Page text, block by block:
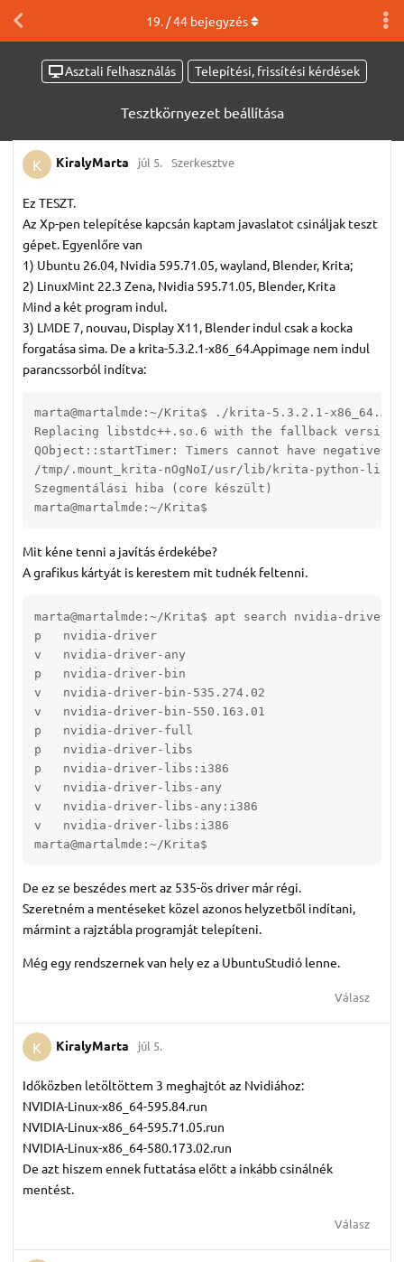
Asztali felhasználás Telepítési, frissítési kérdések
Tesztkörnyezet beállítása
19. /44bejegyzés
K KiralyMarta júl 5. Szerkesztve
Ez TESZT.
Az Xp-pen telepítése kapcsán kaptam javaslatot csináljak teszt
gépet. Egyenlőre van
1) Ubuntu 26.04, Nvidia 595.71.05, wayland, Blender, Krita;
2) LinuxMint 22.3 Zena, Nvidia 595.71.05, Blender, Krita
Mind a két program indul.
3) LMDE 7, nouvau, Display X11, Blender indul csak a kocka
forgatása sima. De a krita-5.3.2.1-x86_64.Appimage nem indul
parancssorból indítva:
marta@martalmde:~/Krita$ ./krita-5.3.2.1-
Replacing libstdc++.so.6 with the fallback
QObject::startTimer: Timers cannot have negative
/tmp/.mount_krita-nOgNoI/usr/lib/krita-python-libs/
Szegmentálási hiba (core készült)
marta@martalmde:~/Krita$
Mit kéne tenni a javítás érdekébe?
A grafikus kártyát is kerestem mit tudnék feltenni.
marta@martalmde:~/Krita$ apt search nvidia-driver
p   nvidia-driver
v   nvidia-driver-
p   nvidia-driver-bin
v   nvidia-driver-
v   nvidia-driver-
p   nvidia-driver-full
p   nvidia-driver-libs
p   nvidia-driver-libs:i386
v   nvidia-driver-
v   nvidia-driver-
v   nvidia-driver-
marta@martalmde:~/Krita$
De ez se beszédes mert az 535-ös driver már régi.
Szeretném a mentéseket közel azonos helyzetből indítani,
mármint a rajztábla programját telepíteni.
Még egy rendszernek van hely ez a UbuntuStudió lenne.
Válasz
K KiralyMarta júl 5.
Időközben letöltöttem 3 meghajtót az Nvidiához:
NVIDIA-Linux-x86_64-595.84.run
NVIDIA-Linux-x86_64-595.71.05.run
NVIDIA-Linux-x86_64-580.173.02.run
De azt hiszem ennek futtatása előtt a inkább csinálnék
mentést.
Válasz